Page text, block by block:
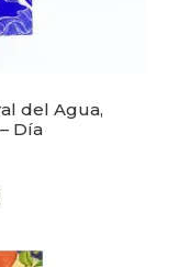
del Agua,
Día